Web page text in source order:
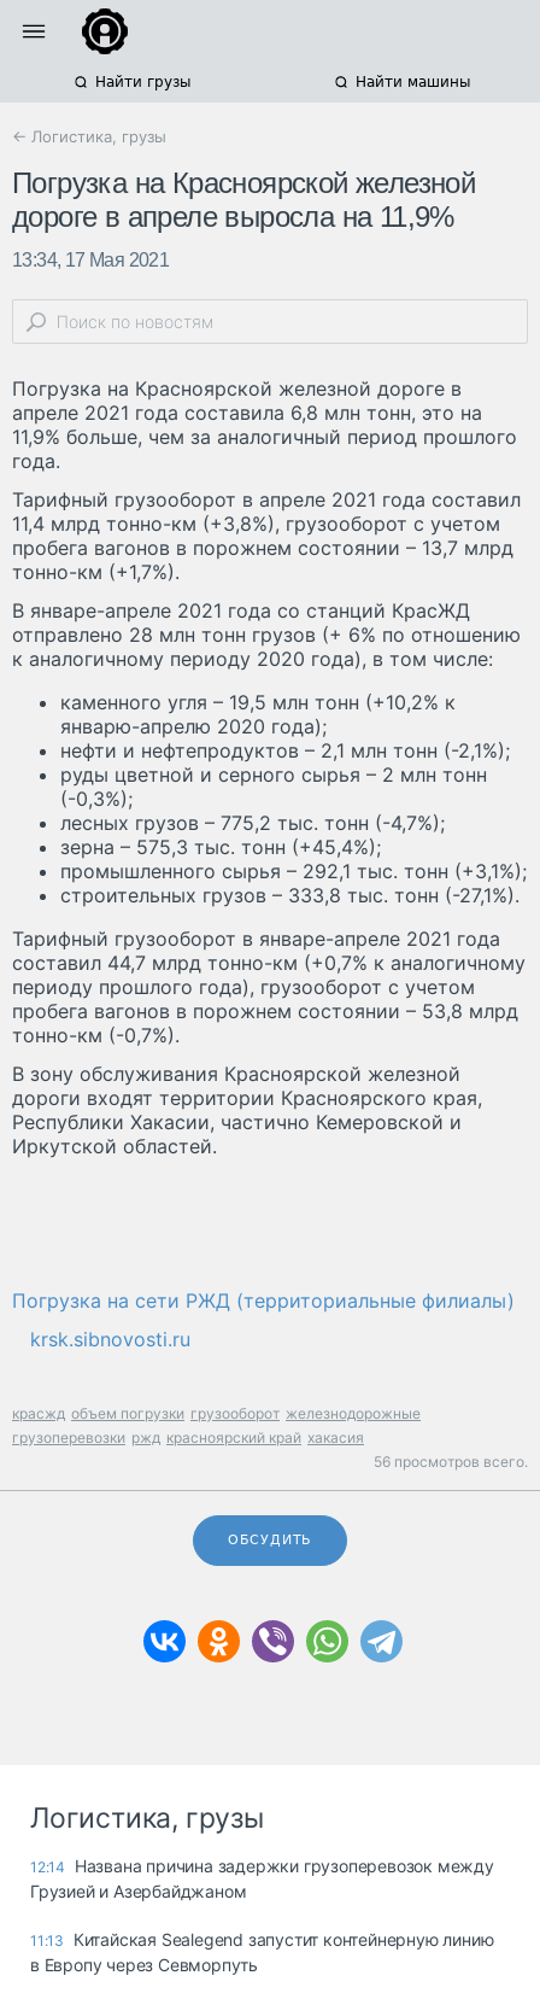
Найти грузы Найти машины
← Логистика, грузы
Погрузка на Красноярской железной
дороге в апреле выросла на 11,9%
13:34, 17 Мая 2021
Погрузка на Красноярской железной дороге в
апреле 2021 года составила 6,8 млн тонн, это на
11,9% больше, чем за аналогичный период прошлого
года.
Тарифный грузооборот в апреле 2021 года составил
11,4 млрд тонно-км (+3,8%), грузооборот с учетом
пробега вагонов в порожнем состоянии – 13,7 млрд
тонно-км (+1,7%).
В январе-апреле 2021 года со станций КрасЖД
отправлено 28 млн тонн грузов (+ 6% по отношению
к аналогичному периоду 2020 года), в том числе:
каменного угля – 19,5 млн тонн (+10,2% к
январю-апрелю 2020 года);
нефти и нефтепродуктов – 2,1 млн тонн (-2,1%);
руды цветной и серного сырья – 2 млн тонн
(-0,3%);
лесных грузов – 775,2 тыс. тонн (-4,7%);
зерна – 575,3 тыс. тонн (+45,4%);
промышленного сырья – 292,1 тыс. тонн (+3,1%);
строительных грузов – 333,8 тыс. тонн (-27,1%).
Тарифный грузооборот в январе-апреле 2021 года
составил 44,7 млрд тонно-км (+0,7% к аналогичному
периоду прошлого года), грузооборот с учетом
пробега вагонов в порожнем состоянии – 53,8 млрд
тонно-км (-0,7%).
В зону обслуживания Красноярской железной
дороги входят территории Красноярского края,
Республики Хакасии, частично Кемеровской и
Иркутской областей.
Погрузка на сети РЖД (территориальные филиалы)
krsk.sibnovosti.ru
красжд объем погрузки грузооборот железнодорожные
грузоперевозки ржд красноярский край хакасия
56 просмотров всего.
ОБСУДИТЬ
Логистика, грузы
12:14
Названа причина задержки грузоперевозок между
Грузией и Азербайджаном
11:13
Китайская Sealegend запустит контейнерную линию
в Европу через Севморпуть